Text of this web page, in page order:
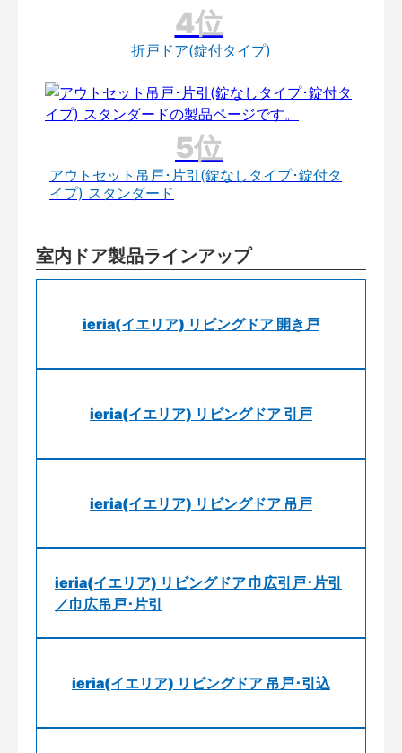
折戸ドア(錠付タイプ)
アウトセット吊戸･片引(錠なしタイプ･錠付タ
イプ) スタンダード
室内ドア製品ラインアップ
ieria(イエリア) リビングドア 開き戸
ieria(イエリア) リビングドア 引戸
ieria(イエリア) リビングドア 吊戸
ieria(イエリア) リビングドア 巾広引戸･片引
／巾広吊戸･片引
ieria(イエリア) リビングドア 吊戸･引込